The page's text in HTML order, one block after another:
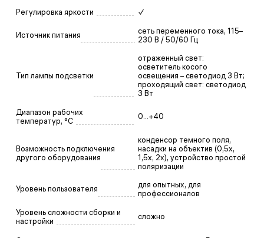
Регулировка яркости ✓
Источник питания
сеть переменного тока, 115–
230 В / 50/60 Гц
Тип лампы подсветки
отраженный свет:
осветитель косого
освещения – светодиод 3 Вт;
проходящий свет: светодиод
3 Вт
Диапазон рабочих
температур, °С
0...+40
Возможность подключения
другого оборудования
конденсор темного поля,
насадки на объектив (0,5х,
1,5х, 2х), устройство простой
поляризации
Уровень пользователя
для опытных, для
профессионалов
Уровень сложности сборки и
настройки
сложно